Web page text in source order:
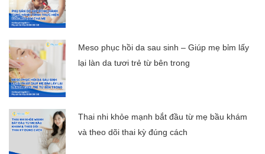
Meso phục hồi da sau sinh – Giúp mẹ bỉm lấy
lại làn da tươi trẻ từ bên trong
Thai nhi khỏe mạnh bắt đầu từ mẹ bầu khám
và theo dõi thai kỳ đúng cách